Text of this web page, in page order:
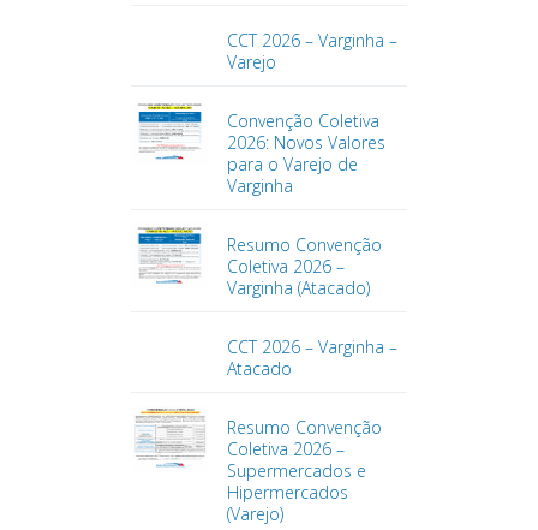
CCT 2026 – Varginha –
Varejo
Convenção Coletiva
2026: Novos Valores
para o Varejo de
Varginha
Resumo Convenção
Coletiva 2026 –
Varginha (Atacado)
CCT 2026 – Varginha –
Atacado
Resumo Convenção
Coletiva 2026 –
Supermercados e
Hipermercados
(Varejo)